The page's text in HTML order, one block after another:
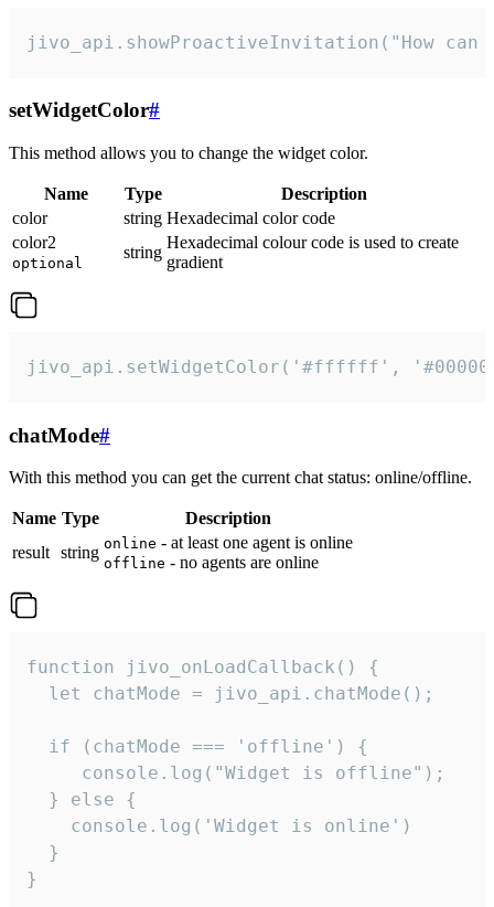
jivo_api.showProactiveInvitation("How
setWidgetColor#
This method allows you to change the widget color.
Name Type
Description
color
string Hexadecimal color code
color2
optional
string
Hexadecimal colour code is used to create
gradient
jivo_api.setWidgetColor('#ffffff',
chatMode#
With this method you can get the current chat status: online/offline.
Name Type
Description
result string online - at least one agent is online
offline - no agents are online
function jivo_onLoadCallback() {
  let chatMode = jivo_api.chatMode();
  if (chatMode === 'offline') {
     console.log("Widget is offline");
  } else {
    console.log('Widget is online')
  }
}